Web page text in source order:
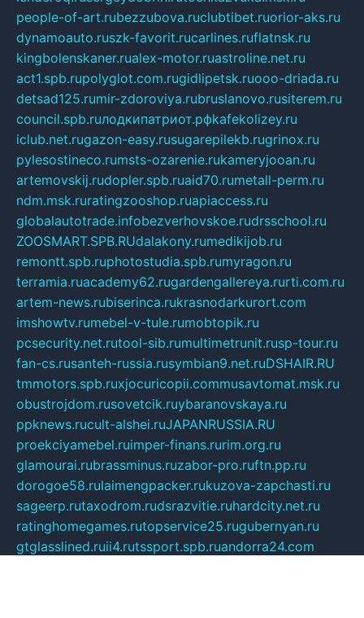
people-of-art.rubezzubova.ruclubtibet.ruorior-aks.ru
dynamoauto.ruszk-favorit.rucarlines.ruflatnsk.ru
kingbolenskaner.rualex-motor.ruastroline.net.ru
act1.spb.rupolyglot.com.rugidlipetsk.ruooo-driada.ru
detsad125.rumir-zdoroviya.rubruslanovo.rusiterem.ru
council.spb.ruлодкипатриот.рфkafekolizey.ru
iclub.net.rugazon-easy.rusugarepilekb.rugrinox.ru
pylesostineco.rumsts-ozarenie.rukameryjooan.ru
artemovskij.rudopler.spb.ruaid70.rumetall-perm.ru
ndm.msk.ruratingzooshop.ruapiaccess.ru
globalautotrade.infobezverhovskoe.rudrsschool.ru
ZOOSMART.SPB.RUdalakony.rumedikijob.ru
remontt.spb.ruphotostudia.spb.rumyragon.ru
terramia.ruacademy62.rugardengallereya.rurti.com.ru
artem-news.rubiserinca.rukrasnodarkurort.com
imshowtv.rumebel-v-tule.rumobtopik.ru
pcsecurity.net.rutool-sib.rumultimetrunit.rusp-tour.ru
fan-cs.rusanteh-russia.rusymbian9.net.ruDSHAIR.RU
tmmotors.spb.ruxjocuricopii.commusavtomat.msk.ru
obustrojdom.rusovetcik.ruybaranovskaya.ru
ppknews.rucult-alshei.ruJAPANRUSSIA.RU
proekciyamebel.ruimper-finans.rurim.org.ru
glamourai.rubrassminus.ruzabor-pro.ruftn.pp.ru
dorogoe58.rulaimengpacker.rukuzova-zapchasti.ru
sageerp.rutaxodrom.rudsrazvitie.ruhardcity.net.ru
ratinghomegames.rutopservice25.rugubernyan.ru
gtglasslined.ruii4.rutssport.spb.ruandorra24.com